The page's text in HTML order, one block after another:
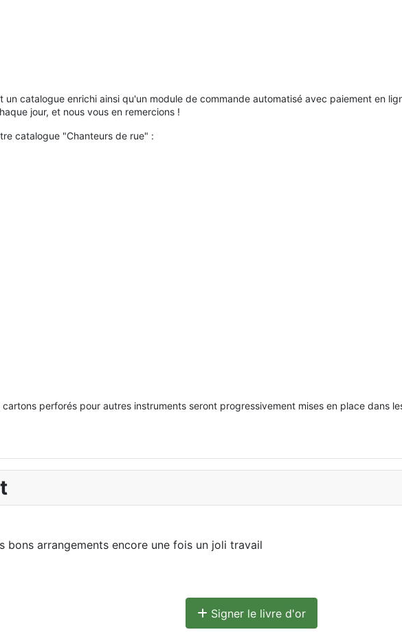
catalogue enrichi ainsi qu'un module de commande automatisé avec paiement en
jour, et nous vous en remercions !
catalogue "Chanteurs de rue" :
perforés pour autres instruments seront progressivement mises en place dans
bons arrangements encore une fois un joli travail
Signer le livre d'or